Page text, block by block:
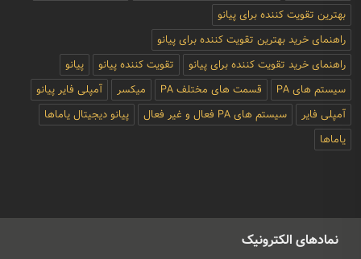
بهترین تقویت کننده برای پیانو
راهنمای خرید بهترین تقویت کننده برای پیانو
راهنمای خرید تقویت کننده برای پیانو
تقویت کننده پیانو
پیانو
سیستم های PA
قسمت های مختلف PA میکسر
آمپلی فایر پیانو
آمپلی فایر
سیستم های PA فعال و غیر فعال
پیانو دیجیتال یاماها
یاماها
نمادهای الکترونیک